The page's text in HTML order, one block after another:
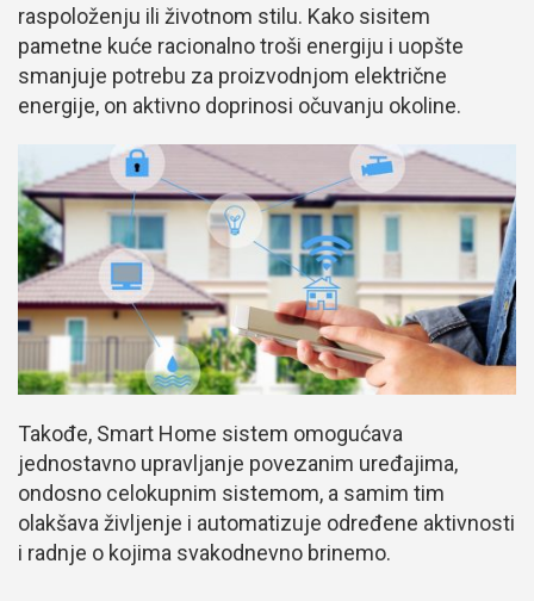
raspoloženju ili životnom stilu. Kako sisitem
pametne kuće racionalno troši energiju i uopšte
smanjuje potrebu za proizvodnjom električne
energije, on aktivno doprinosi očuvanju okoline.
Takođe, Smart Home sistem omogućava
jednostavno upravljanje povezanim uređajima,
ondosno celokupnim sistemom, a samim tim
olakšava življenje i automatizuje određene aktivnosti
i radnje o kojima svakodnevno brinemo.